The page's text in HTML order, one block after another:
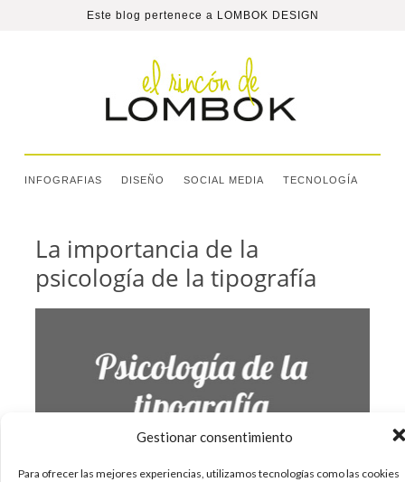
Gestionar consentimiento
Para ofrecer las mejores experiencias, utilizamos tecnologías como las cookies
Este blog pertenece a LOMBOK DESIGN
INFOGRAFIAS DISEÑO SOCIAL MEDIA TECNOLOGÍA
La importancia de la
psicología de la tipografía